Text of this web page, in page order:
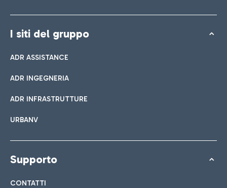
I siti del gruppo
ADR ASSISTANCE
ADR INGEGNERIA
ADR INFRASTRUTTURE
URBANV
Supporto
CONTATTI